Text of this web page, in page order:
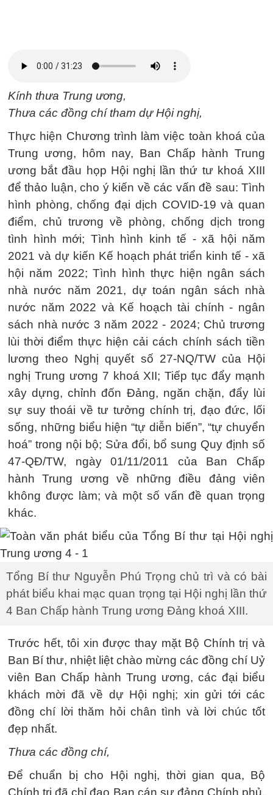
Kính thưa Trung ương,
Thưa các đồng chí tham dự Hội nghị,
Thực hiện Chương trình làm việc toàn khoá của
Trung ương, hôm nay, Ban Chấp hành Trung
ương bắt đầu họp Hội nghị lần thứ tư khoá XIII
để thảo luận, cho ý kiến về các vấn đề sau: Tình
hình phòng, chống đại dịch COVID-19 và quan
điểm, chủ trương về phòng, chống dịch trong
tình hình mới; Tình hình kinh tế - xã hội năm
2021 và dự kiến Kế hoạch phát triển kinh tế - xã
hội năm 2022; Tình hình thực hiện ngân sách
nhà nước năm 2021, dự toán ngân sách nhà
nước năm 2022 và Kế hoạch tài chính - ngân
sách nhà nước 3 năm 2022 - 2024; Chủ trương
lùi thời điểm thực hiện cải cách chính sách tiền
lương theo Nghị quyết số 27-NQ/TW của Hội
nghị Trung ương 7 khoá XII; Tiếp tục đẩy mạnh
xây dựng, chỉnh đốn Đảng, ngăn chặn, đẩy lùi
sự suy thoái về tư tưởng chính trị, đạo đức, lối
sống, những biểu hiện “tự diễn biến”, “tự chuyển
hoá” trong nội bộ; Sửa đổi, bổ sung Quy định số
47-QĐ/TW, ngày 01/11/2011 của Ban Chấp
hành Trung ương về những điều đảng viên
không được làm; và một số vấn đề quan trọng
khác.
Tổng Bí thư Nguyễn Phú Trọng chủ trì và có bài
phát biểu khai mạc quan trọng tại Hội nghị lần thứ
4 Ban Chấp hành Trung ương Đảng khoá XIII.
Trước hết, tôi xin được thay mặt Bộ Chính trị và
Ban Bí thư, nhiệt liệt chào mừng các đồng chí Uỷ
viên Ban Chấp hành Trung ương, các đại biểu
khách mời đã về dự Hội nghị; xin gửi tới các
đồng chí lời thăm hỏi chân tình và lời chúc tốt
đẹp nhất.
Thưa các đồng chí,
Để chuẩn bị cho Hội nghị, thời gian qua, Bộ
Chính trị đã chỉ đạo Ban cán sự đảng Chính phủ,